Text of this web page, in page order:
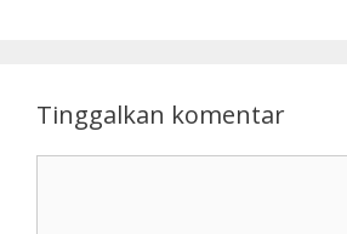
Tinggalkan komentar